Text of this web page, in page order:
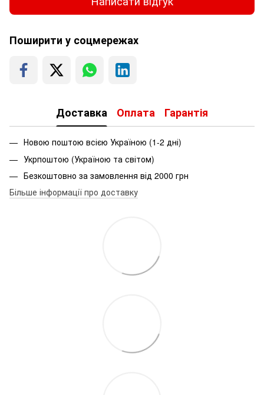
Поширити у соцмережах
Доставка Оплата Гарантія
Новою поштою всією Україною (1-2 дні)
Укрпоштою (Україною та світом)
Безкоштовно за замовлення від 2000 грн
Більше інформації про доставку